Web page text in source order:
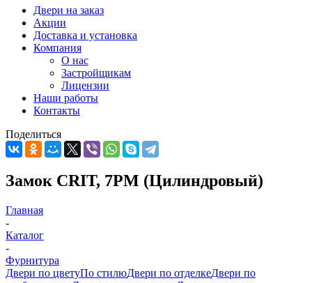
Двери на заказ
Акции
Доставка и установка
Компания
О нас
Застройщикам
Лицензии
Наши работы
Контакты
Поделиться
Замок CRIT, 7РМ (Цилиндровый)
Главная
-
Каталог
-
Фурнитура
Двери по цветуПо стилюДвери по отделкеДвери по